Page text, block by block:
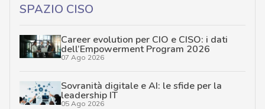
SPAZIO CISO
Career evolution per CIO e CISO: i dati
dell’Empowerment Program 2026
07 Ago 2026
Sovranità digitale e AI: le sfide per la
leadership IT
05 Ago 2026